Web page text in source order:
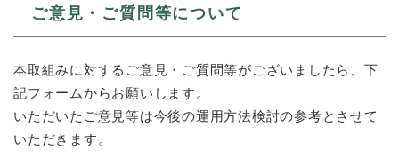
ご意見・ご質問等について
本取組みに対するご意見・ご質問等がございましたら、下
記フォームからお願いします。
いただいたご意見等は今後の運用方法検討の参考とさせて
いただきます。